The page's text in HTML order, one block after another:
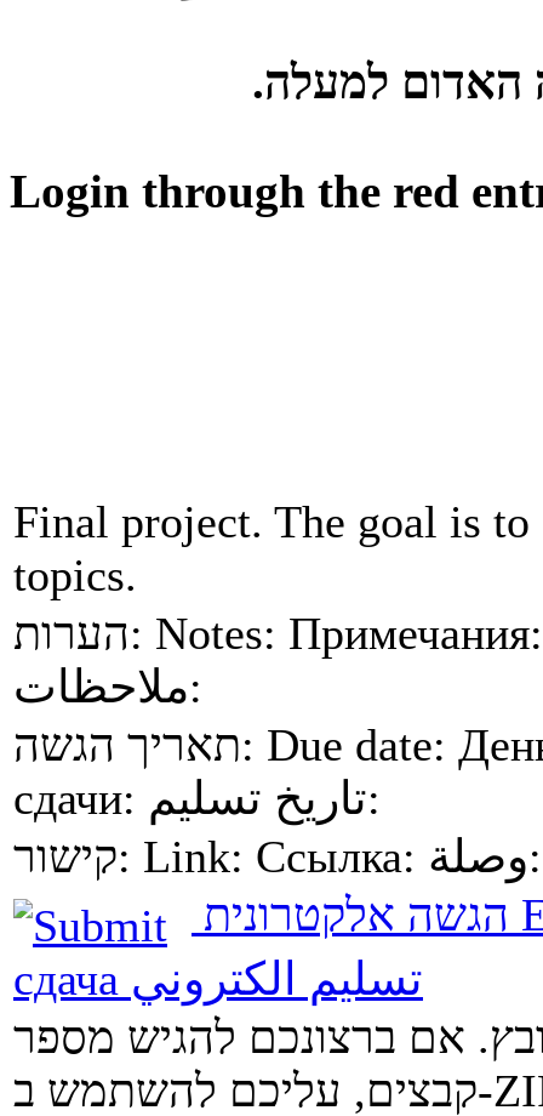
האדום למעלה.
Login through the red
Final project. The goal is to
topics.
הערות: Notes: Примечания:
ملاحظات:
תאריך הגשה: Due date:
сдачи:
تاريخ تسليم:
קישור: Link: Ссылка:
сдача تسليم الكتروني
אם ברצונכם להגיש מספר